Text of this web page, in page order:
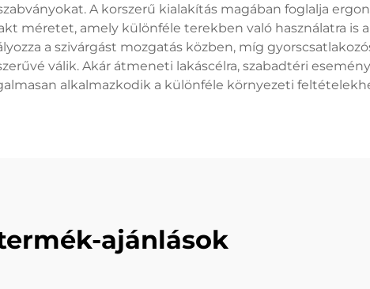
A korszerű kialakítás magában foglalja
méretet, amely különféle terekben való használatra is
a szivárgást mozgatás közben, míg
válik. Akár átmeneti lakáscélra, szabadtéri
alkalmazkodik a különféle környezeti
ajánlások